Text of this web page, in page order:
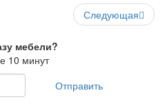
Следующая
мебели?
10 минут
Отправить